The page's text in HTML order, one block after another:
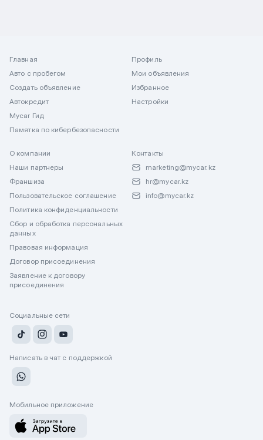
Главная
Авто с пробегом
Создать объявление
Автокредит
Mycar Гид
Памятка по кибербезопасности
Профиль
Мои объявления
Избранное
Настройки
О компании
Наши партнеры
Франшиза
Пользовательское соглашение
Политика конфиденциальности
Сбор и обработка персональных
данных
Правовая информация
Договор присоединения
Заявление к договору
присоединения
Контакты
marketing@mycar.kz
hr@mycar.kz
info@mycar.kz
Социальные сети
Написать в чат с поддержкой
Мобильное приложение